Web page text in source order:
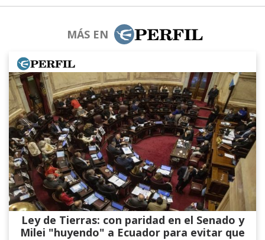
MÁS EN
Ley de Tierras: con paridad en el Senado y
Milei "huyendo" a Ecuador para evitar que